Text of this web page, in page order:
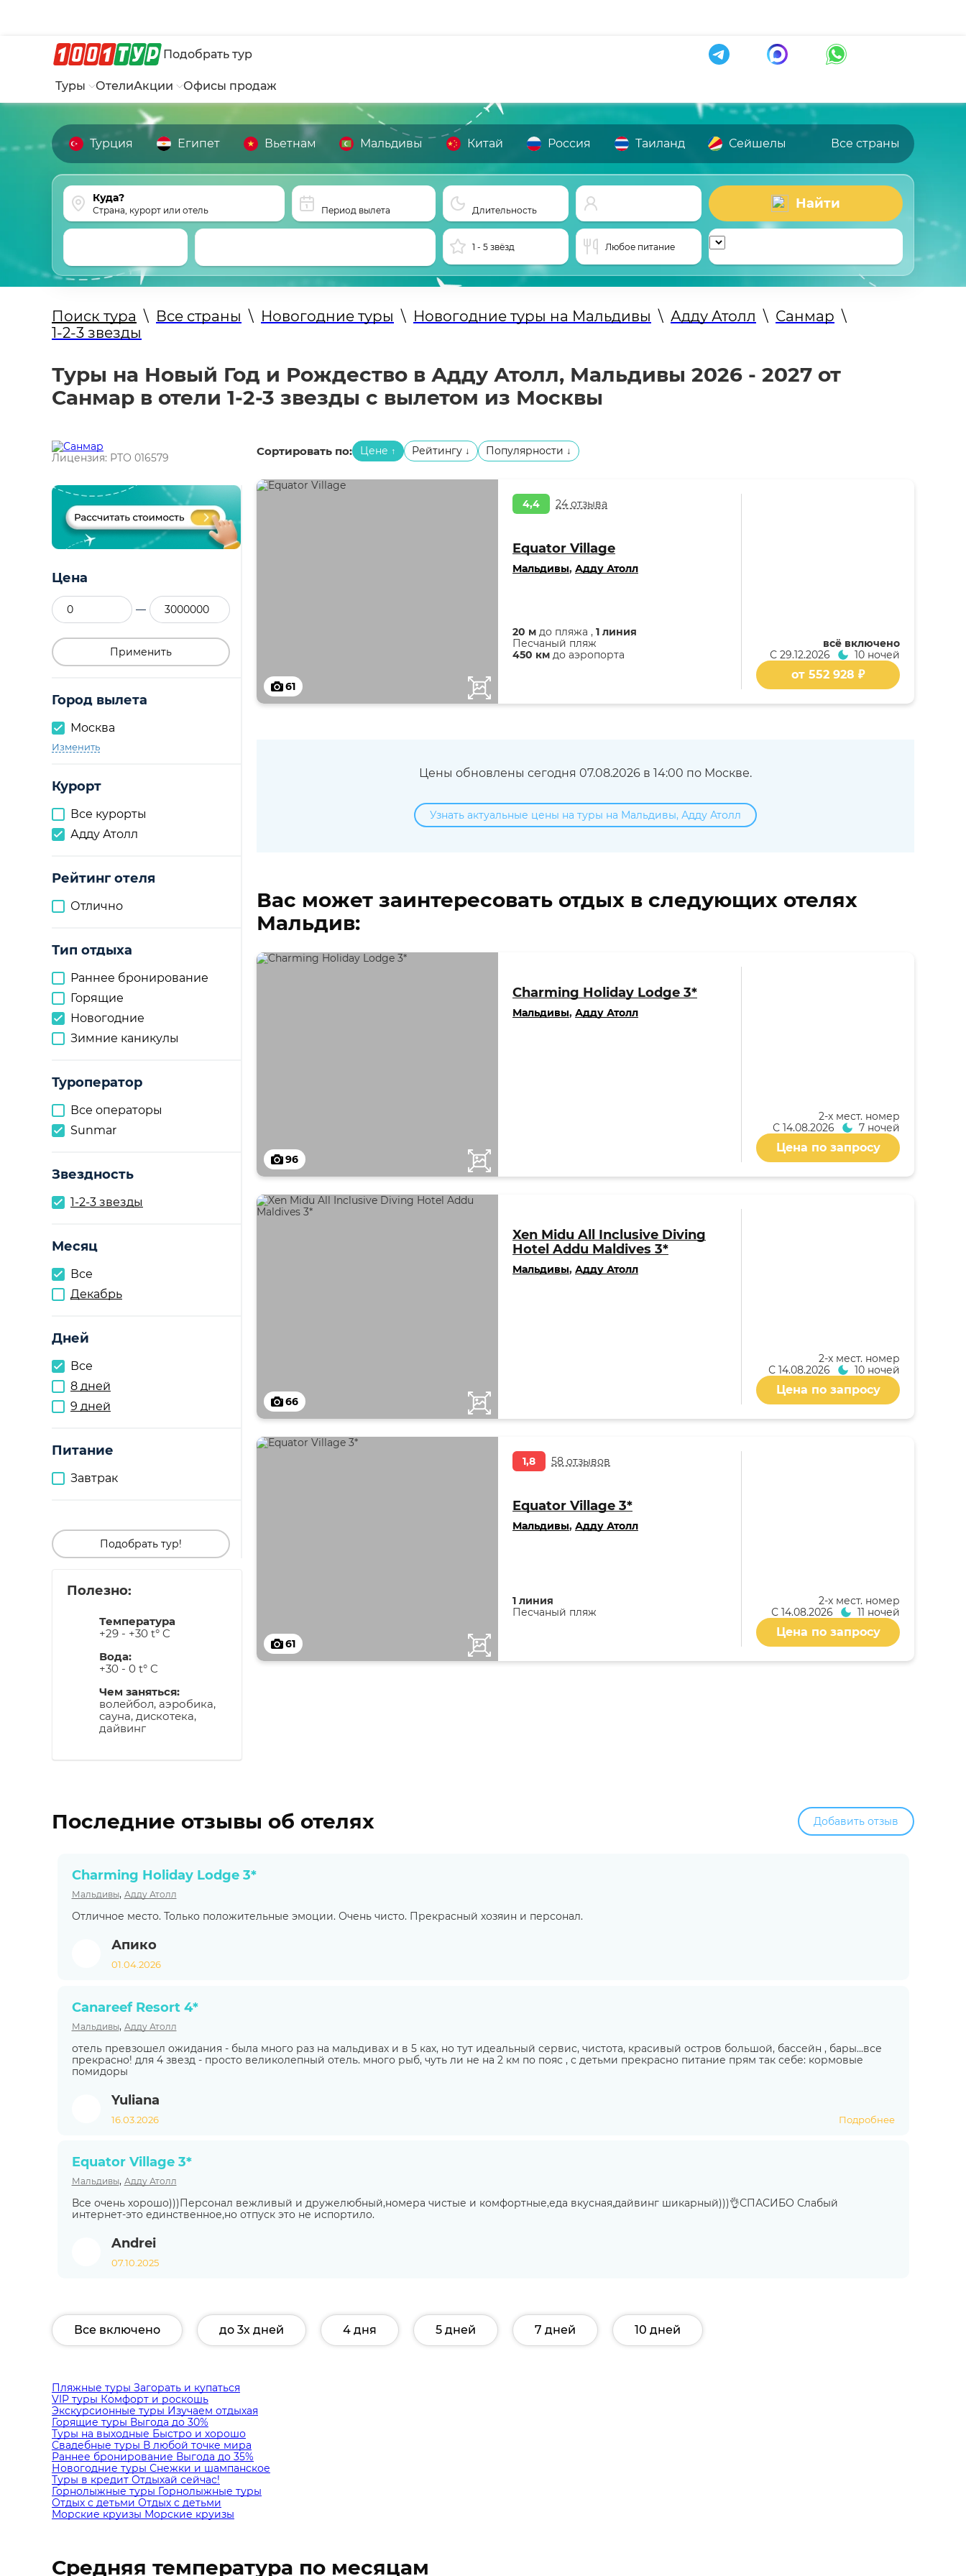
Подобрать тур
Туры ОтелиАкции Офисы продаж
Турция Египет Вьетнам Мальдивы Китай Россия Таиланд Сейшелы Все страны
Страна, курорт или отель Период вылета Длительность Найти
1 - 5 звёзд Любое питание
Поиск тура \ Все страны \ Новогодние туры \ Новогодние туры на Мальдивы \ Адду Атолл \ Санмар \
1-2-3 звезды
Туры на Новый Год и Рождество в Адду Атолл, Мальдивы 2026 - 2027 от
Санмар в отели 1-2-3 звезды с вылетом из Москвы
Лицензия: РТО 016579
Цена
—
Применить
Город вылета
Москва
Изменить
Курорт
Все курорты
Адду Атолл
Рейтинг отеля
Отлично
Тип отдыха
Раннее бронирование
Горящие
Новогодние
Зимние каникулы
Туроператор
Все операторы
Sunmar
Звездность
1-2-3 звезды
Месяц
Все
Декабрь
Дней
Все
8 дней
9 дней
Питание
Завтрак
Подобрать тур!
Полезно:
Температура
+29 - +30 t° C
Вода:
+30 - 0 t° C
Чем заняться:
волейбол, аэробика,
сауна, дискотека,
дайвинг
Сортировать по: Цене ↑ Рейтингу ↓ Популярности ↓
61
4,4 24 отзыва
Equator Village
Мальдивы, Адду Атолл
20 м до пляжа , 1 линия
Песчаный пляж
450 км до аэропорта
всё включено
С 29.12.2026 10 ночей
от 552 928 ₽
Цены обновлены сегодня 07.08.2026 в 14:00 по Москве.
Узнать актуальные цены на туры на Мальдивы, Адду Атолл
Вас может заинтересовать отдых в следующих отелях
Мальдив:
96
Charming Holiday Lodge 3*
Мальдивы, Адду Атолл
2-x мест. номер
С 14.08.2026 7 ночей
Цена по запросу
66
Xen Midu All Inclusive Diving
Hotel Addu Maldives 3*
Мальдивы, Адду Атолл
2-x мест. номер
С 14.08.2026 10 ночей
Цена по запросу
61
1,8 58 отзывов
Equator Village 3*
Мальдивы, Адду Атолл
1 линия
Песчаный пляж
2-x мест. номер
С 14.08.2026 11 ночей
Цена по запросу
Последние отзывы об отелях Добавить отзыв
Charming Holiday Lodge 3*
Мальдивы, Адду Атолл
Отличное место. Только положительные эмоции. Очень чисто. Прекрасный хозяин и персонал.
Апико
01.04.2026
Canareef Resort 4*
Мальдивы, Адду Атолл
отель превзошел ожидания - была много раз на мальдивах и в 5 ках, но тут идеальный сервис, чистота, красивый остров большой, бассейн , бары...все
прекрасно! для 4 звезд - просто великолепный отель. много рыб, чуть ли не на 2 км по пояс , с детьми прекрасно питание прям так себе: кормовые
помидоры
Yuliana
16.03.2026 Подробнее
Equator Village 3*
Мальдивы, Адду Атолл
Все очень хорошо)))Персонал вежливый и дружелюбный,номера чистые и комфортные,еда вкусная,дайвинг шикарный)))👌СПАСИБО Слабый
интернет-это единственное,но отпуск это не испортило.
Andrei
07.10.2025
Все включено до 3х дней 4 дня 5 дней 7 дней 10 дней
Пляжные туры Загорать и купаться
VIP туры Комфорт и роскошь
Экскурсионные туры Изучаем отдыхая
Горящие туры Выгода до 30%
Туры на выходные Быстро и хорошо
Свадебные туры В любой точке мира
Раннее бронирование Выгода до 35%
Новогодние туры Снежки и шампанское
Туры в кредит Отдыхай сейчас!
Горнолыжные туры Горнолыжные туры
Отдых с детьми Отдых с детьми
Морские круизы Морские круизы
Средняя температура по месяцам